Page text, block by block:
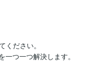
ください。
つ一つ解決します。